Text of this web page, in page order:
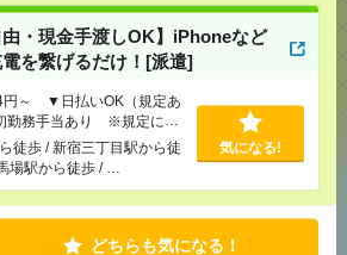
/ …
由・現金手渡しOK】iPhoneなど
を繋げるだけ！[派遣]
円～ ▼日払いOK（規定あ
勤務手当あり ※規定によ
徒歩 / 新宿三丁目駅から徒
場駅から徒歩 / …
気になる!
どちらも気になる！
LINE で送る
ツイート ブックマーク
閲覧履歴からの
おすすめ